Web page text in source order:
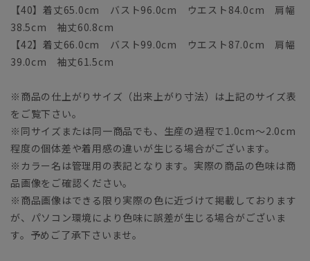
【40】着丈65.0cm バスト96.0cm ウエスト84.0cm 肩幅
38.5cm 袖丈60.8cm
【42】着丈66.0cm バスト99.0cm ウエスト87.0cm 肩幅
39.0cm 袖丈61.5cm
※商品の仕上がりサイズ（出来上がり寸法）は上記のサイズ表
をご覧下さい。
※同サイズまたは同一商品でも、生産の過程で1.0cm～2.0cm
程度の個体差や着用感の違いが生じる場合がございます。
※カラー名は管理用の表記となります。実際の商品の色味は商
品画像をご確認ください。
※商品画像はできる限り実際の色に近づけて掲載しております
が、パソコン環境により色味に誤差が生じる場合がございま
す。予めご了承下さいませ。